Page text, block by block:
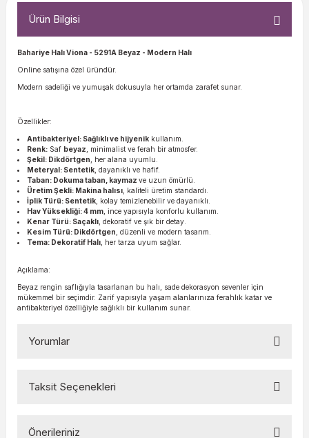
Ürün Bilgisi
Bahariye Halı Viona - 5291A Beyaz - Modern Halı
Online satışına özel üründür.
Modern sadeliği ve yumuşak dokusuyla her ortamda zarafet sunar.
Özellikler:
Antibakteriyel: Sağlıklı ve hijyenik kullanım.
Renk: Saf beyaz , minimalist ve ferah bir atmosfer.
Şekil: Dikdörtgen , her alana uyumlu.
Meteryal: Sentetik , dayanıklı ve hafif.
Taban: Dokuma taban, kaymazve uzun ömürlü.
Üretim Şekli: Makina halısı , kaliteli üretim standardı.
İplik Türü: Sentetik , kolay temizlenebilir ve dayanıklı.
Hav Yüksekliği: 4 mm , ince yapısıyla konforlu kullanım.
Kenar Türü: Saçaklı , dekoratif ve şık bir detay.
Kesim Türü: Dikdörtgen , düzenli ve modern tasarım.
Tema: Dekoratif Halı , her tarza uyum sağlar.
Açıklama:
Beyaz rengin saflığıyla tasarlanan bu halı, sade dekorasyon sevenler için
mükemmel bir seçimdir. Zarif yapısıyla yaşam alanlarınıza ferahlık katar ve
antibakteriyel özelliğiyle sağlıklı bir kullanım sunar.
Yorumlar
Taksit Seçenekleri
Önerileriniz